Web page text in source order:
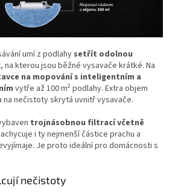
umí z podlahy setřít odolnou
na kterou jsou běžné vysavače krátké. Na
na mopování s inteligentním a
vytře až 100 m2 podlahy. Extra objem
na nečistoty skrytá uvnitř vysavače.
trojnásobnou filtrací včetně
i ty nejmenší částice prachu a
Je proto ideální pro domácnosti s
nečistoty